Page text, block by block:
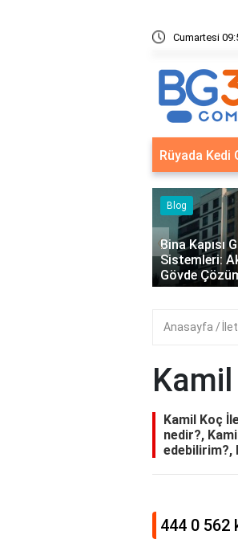
Cumartesi
Sistemleri: Akıllı Kilit ve Çelik Gövde Çözümleri
Rüyada Kedi
Blog
Bina Kapısı
Sistemleri:
Gövde
‹
Anasayfa
Kamil Koç
nedir?,
edebilirim?,
444 0 562